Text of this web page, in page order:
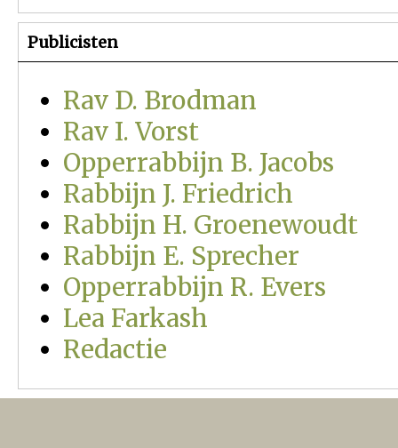
Publicisten
Rav D. Brodman
Rav I. Vorst
Opperrabbijn B. Jacobs
Rabbijn J. Friedrich
Rabbijn H. Groenewoudt
Rabbijn E. Sprecher
Opperrabbijn R. Evers
Lea Farkash
Redactie